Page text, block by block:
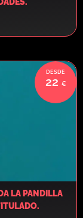
22
LA PANDILLA